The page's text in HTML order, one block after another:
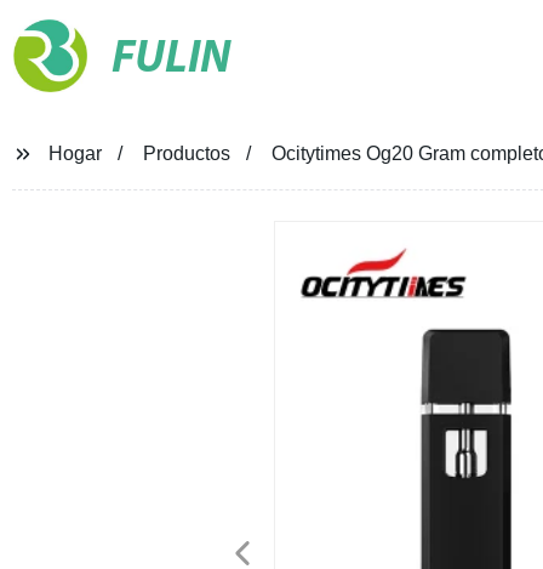
FULIN
Hogar Productos Ocitytimes Og20 Gram